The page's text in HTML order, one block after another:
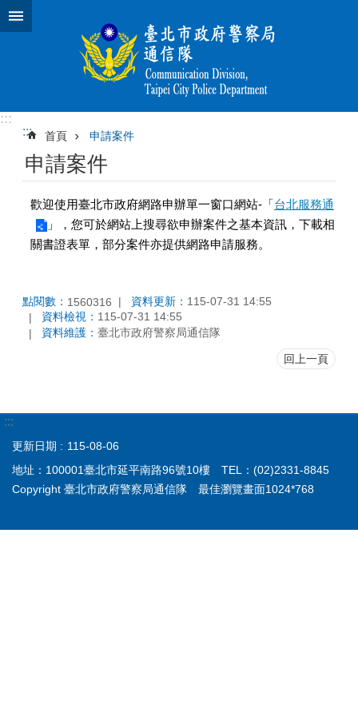
跳到主要內容區塊
:::
:::
首頁 申請案件
申請案件
歡迎使用臺北市政府網路申辦單一窗口網站-「台北服務通
」，您可於網站上搜尋欲申辦案件之基本資訊，下載相
關書證表單，部分案件亦提供網路申請服務。
點閱數： 1560316 資料更新： 115-07-31 14:55
資料檢視： 115-07-31 14:55
資料維護： 臺北市政府警察局通信隊
回上一頁
:::
更新日期
115-08-06
地址：100001臺北市延平南路96號10樓 TEL：(02)2331-8845
Copyright 臺北市政府警察局通信隊 最佳瀏覽畫面1024*768